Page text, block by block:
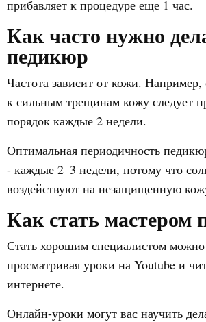
прибавляет к процедуре еще 1 час.
Как часто нужно
педикюр
Частота зависит от кожи.
к сильным трещинам кожу следует
порядок каждые 2 недели.
Оптимальная периодичность
- каждые 2–3 недели, потому что
воздействуют на незащищенную
Как стать мастером
Стать хорошим специалистом можно
просматривая уроки на Youtube и
интернете.
Онлайн-уроки могут вас научить